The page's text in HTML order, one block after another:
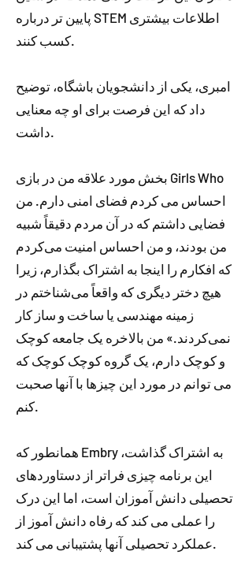
پایین تر درباره STEM اطلاعات بیشتری
کسب کنند.
امبری، یکی از دانشجویان باشگاه، توضیح
داد که این فرصت برای او چه معنایی
داشت.
بخش مورد علاقه من در بازی Girls Who
احساس می کردم فضای امنی دارم. من
فضایی داشتم که در آن مردم دقیقاً شبیه
من بودند، و من احساس امنیت می‌کردم
که افکارم را اینجا به اشتراک بگذارم، زیرا
هیچ دختر دیگری که واقعاً می‌شناختم در
زمینه مهندسی یا ساخت و ساز کار
نمی‌کردند.» من بالاخره یک جامعه کوچک
و کوچک دارم، یک گروه کوچک کوچک که
می توانم در مورد این چیزها با آنها صحبت
کنم.
همانطور که Embry به اشتراک گذاشت،
این برنامه چیزی فراتر از دستاوردهای
تحصیلی دانش آموزان است، اما این درک
را عملی می کند که رفاه دانش آموز از
عملکرد تحصیلی آنها پشتیبانی می کند.